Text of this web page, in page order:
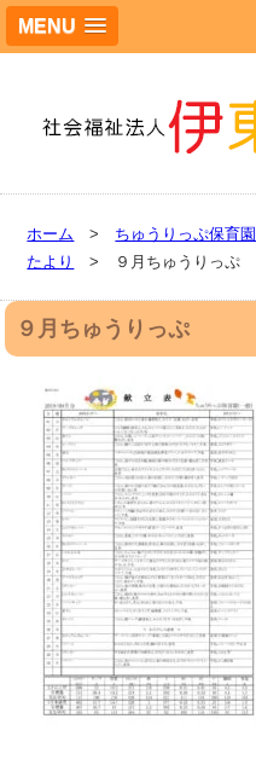
MENU
ホーム > ちゅうりっぷ保育園
たより
> ９月ちゅうりっぷ
９月ちゅうりっぷ